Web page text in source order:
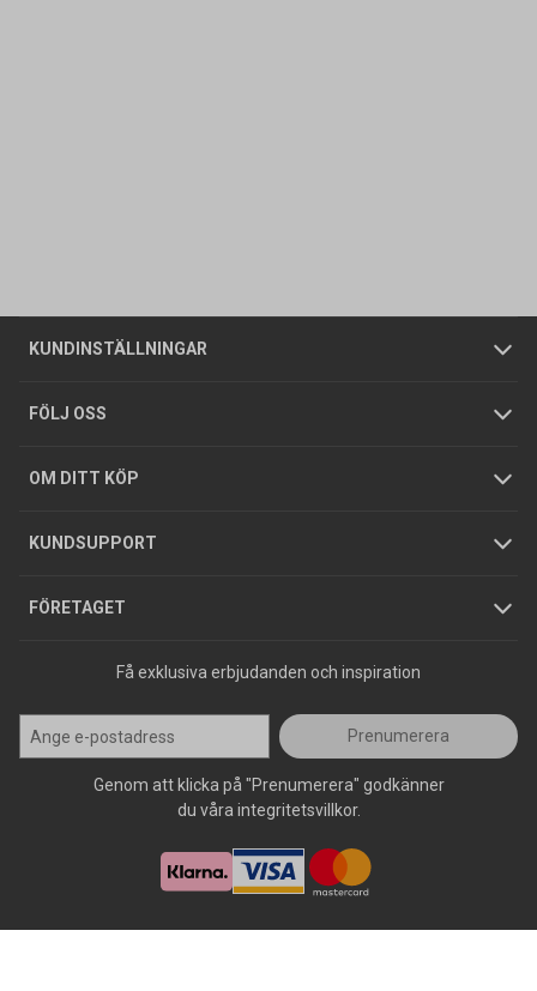
KUNDINSTÄLLNINGAR
Företagskund / Privatkund
FÖLJ OSS
OM DITT KÖP
Allmänna försäljningsvillkor
Integritetspolicy
GDPR
KUNDSUPPORT
Butiker
Foldrar och kataloger
Köpguider
Varumärken
FÖRETAGET
Om oss
Tjänster
Hållbarhet
Jobba hos oss
Press
Få exklusiva erbjudanden och inspiration
Prenumerera
Genom att klicka på "Prenumerera" godkänner
du våra integritetsvillkor.